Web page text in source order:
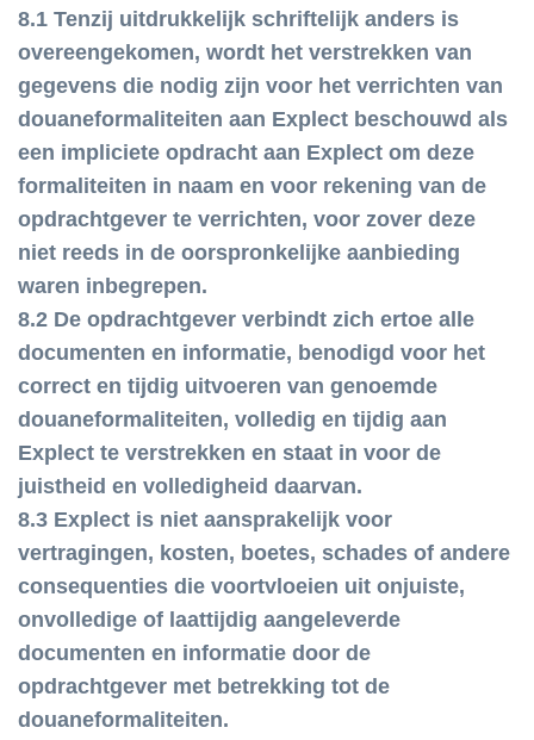
8.1 Tenzij uitdrukkelijk schriftelijk anders is
overeengekomen, wordt het verstrekken van
gegevens die nodig zijn voor het verrichten van
douaneformaliteiten aan Explect beschouwd als
een impliciete opdracht aan Explect om deze
formaliteiten in naam en voor rekening van de
opdrachtgever te verrichten, voor zover deze
niet reeds in de oorspronkelijke aanbieding
waren inbegrepen.
8.2 De opdrachtgever verbindt zich ertoe alle
documenten en informatie, benodigd voor het
correct en tijdig uitvoeren van genoemde
douaneformaliteiten, volledig en tijdig aan
Explect te verstrekken en staat in voor de
juistheid en volledigheid daarvan.
8.3 Explect is niet aansprakelijk voor
vertragingen, kosten, boetes, schades of andere
consequenties die voortvloeien uit onjuiste,
onvolledige of laattijdig aangeleverde
documenten en informatie door de
opdrachtgever met betrekking tot de
douaneformaliteiten.